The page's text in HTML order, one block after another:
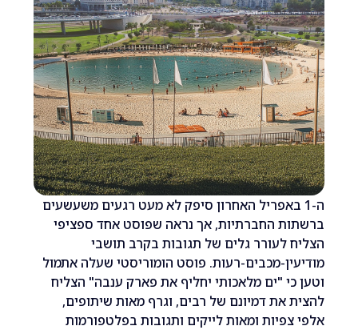
באפריל האחרון סיפק לא מעט רגעים משעשעים
החברתיות, אך נראה שפוסט אחד ספציפי
לעורר גלים של תגובות בקרב תושבי
מכבים-רעות. פוסט הומוריסטי שעלה אתמול
"ים מלאכותי יחליף את פארק ענבה" הצליח
את דמיונם של רבים, וגרף מאות שיתופים,
ומאות לייקים ותגובות בפלטפורמות